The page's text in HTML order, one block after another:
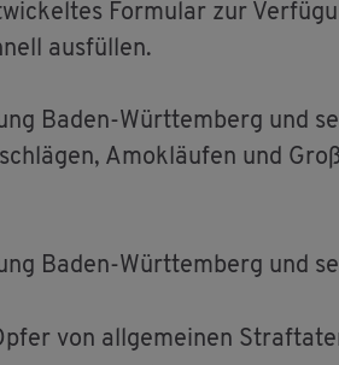
For­mu­lar zur
aus­fül­len.
Baden-Würt­tem­berg und
Amok­läu­fen und
Baden-Würt­tem­berg und
von all­ge­mei­nen